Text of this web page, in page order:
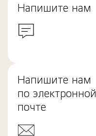
Напишите нам
Напишите нам
по электронной
почте